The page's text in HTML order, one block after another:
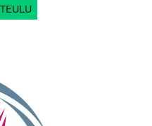
TEULU